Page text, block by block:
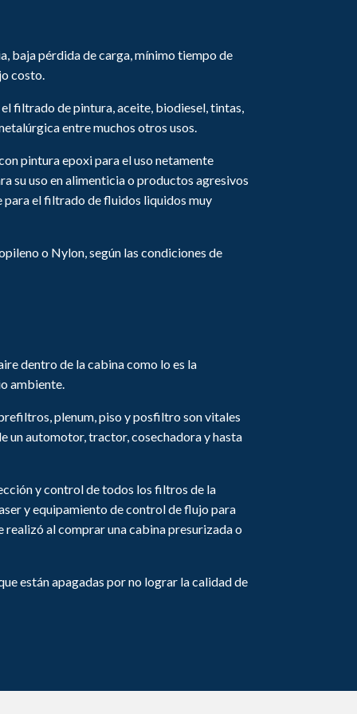
baja pérdida de carga, mínimo tiempo de
costo.
filtrado de pintura, aceite, biodiesel, tintas,
entre muchos otros usos.
pintura epoxi para el uso netamente
su uso en alimenticia o productos agresivos
el filtrado de fluidos liquidos muy
o Nylon, según las condiciones de
dentro de la cabina como lo es la
ambiente.
plenum, piso y posfiltro son vitales
un automotor, tractor, cosechadora y hasta
y control de todos los filtros de la
y equipamiento de control de flujo para
al comprar una cabina presurizada o
están apagadas por no lograr la calidad de